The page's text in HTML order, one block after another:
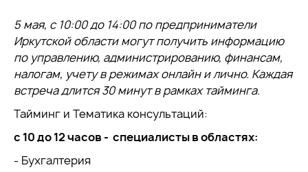
5 мая, с 10:00 до 14:00 по предприниматели
Иркутской области могут получить информацию
по управлению, администрированию, финансам,
налогам, учету в режимах онлайн и лично. Каждая
встреча длится 30 минут в рамках тайминга.
Тайминг и Тематика консультаций:
с 10 до 12 часов - специалисты в областях:
- Бухгалтерия